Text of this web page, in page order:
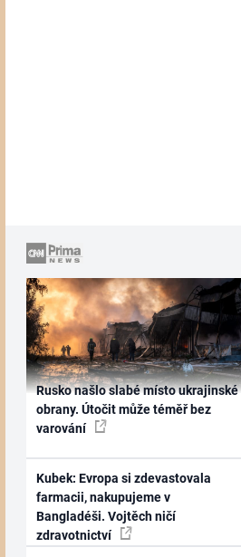
Rusko našlo slabé místo ukrajinské
obrany. Útočit může téměř bez
varování
Kubek: Evropa si zdevastovala
farmacii, nakupujeme v
Bangladéši. Vojtěch ničí
zdravotnictví